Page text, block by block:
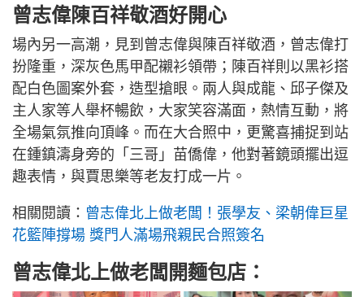
曾志偉陳百祥敬酒好開心
場內另一高潮，見到曾志偉與陳百祥敬酒，曾志偉打
扮隆重，深灰色馬甲配襯衫領帶；陳百祥則以黑衫搭
配白色圖案外套，造型搶眼。兩人與成龍、邱子傑及
主人家等人舉杯暢飲，大家笑容滿面，熱情互動，將
全場氣氛推向頂峰。而在大合照中，更驚喜捕捉到站
在鍾鎮濤身旁的「三哥」苗僑偉，他對著鏡頭擺出逗
趣表情，與賈思樂等老友打成一片。
相關閱讀： 曾志偉北上做老闆！張學友、梁朝偉巨星
花籃陣撐場 獎門人滿場飛親民合照簽名
曾志偉北上做老闆開麵包店：